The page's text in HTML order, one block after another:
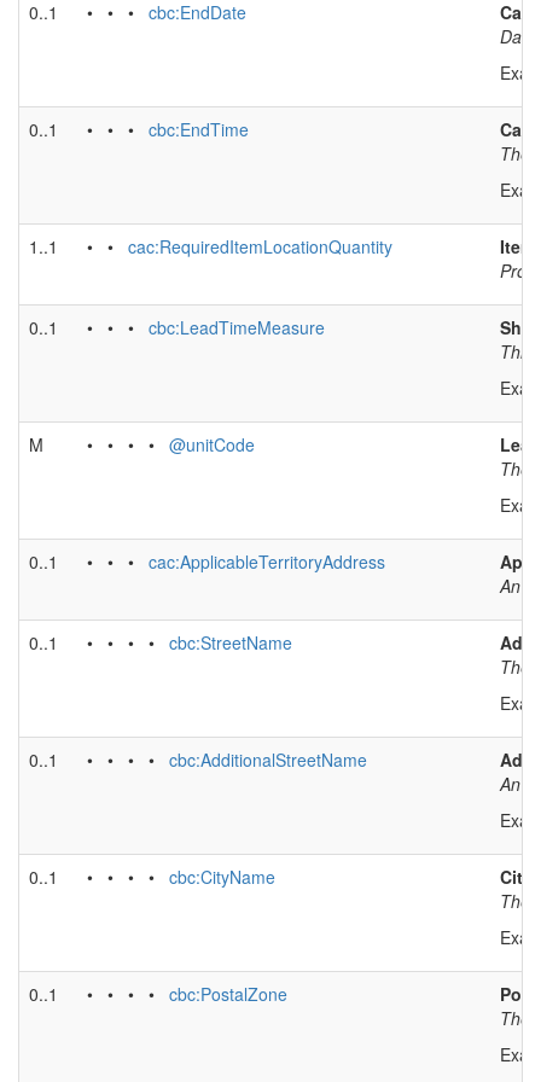
0..1 • • • cbc:EndDate
Cart
Date
0..1 • • • cbc:EndTime
Cart
The
1..1 • • cac:RequiredItemLocationQuantity
0..1 • • • cbc:LeadTimeMeasure
This
M • • • • @unitCode
The
0..1 • • • cac:ApplicableTerritoryAddress
An
0..1 • • • • cbc:StreetName
The
0..1 • • • • cbc:AdditionalStreetName
An
0..1 • • • • cbc:CityName
City
The
0..1 • • • • cbc:PostalZone
The